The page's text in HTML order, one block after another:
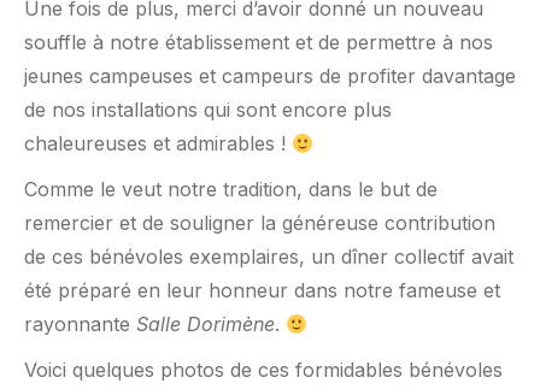
Une fois de plus, merci d’avoir donné un nouveau
souffle à notre établissement et de permettre à nos
jeunes campeuses et campeurs de profiter davantage
de nos installations qui sont encore plus
chaleureuses et admirables !
Comme le veut notre tradition, dans le but de
remercier et de souligner la généreuse contribution
de ces bénévoles exemplaires, un dîner collectif avait
été préparé en leur honneur dans notre fameuse et
rayonnante Salle Dorimène.
Voici quelques photos de ces formidables bénévoles